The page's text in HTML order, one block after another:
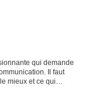
qui demande
Il faut
mieux et ce qui